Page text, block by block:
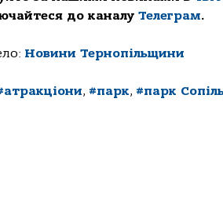
до каналу Телеграм.
Новини Тернопільщини
, #парк, #парк